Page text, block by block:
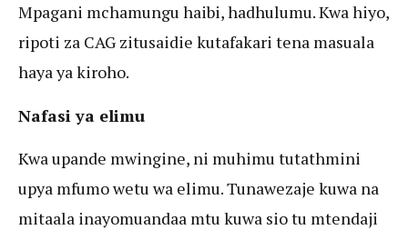
Mpagani mchamungu haibi, hadhulumu. Kwa hiyo,
ripoti za CAG zitusaidie kutafakari tena masuala
haya ya kiroho.
Nafasi ya elimu
Kwa upande mwingine, ni muhimu tutathmini
upya mfumo wetu wa elimu. Tunawezaje kuwa na
mitaala inayomuandaa mtu kuwa sio tu mtendaji